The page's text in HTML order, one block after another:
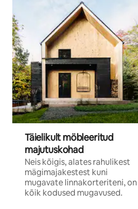
Täielikult möbleeritud
majutuskohad
Neis kõigis, alates rahulikest
mägimajakestest kuni
mugavate linnakorteriteni, on
kõik kodused mugavused.